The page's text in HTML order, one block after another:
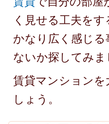
く見せる工夫を
かなり広く感じ
ないか探してみま
賃貸マンションを
しょう。